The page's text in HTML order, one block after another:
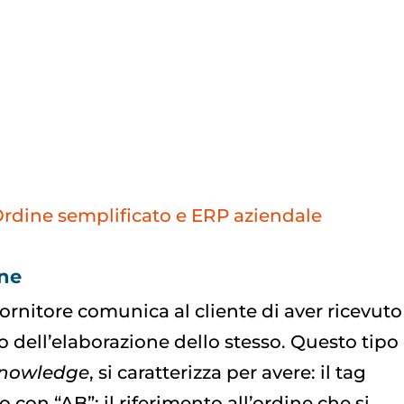
semplificato e ERP aziendale
comunica al cliente di aver ricevuto
dell’elaborazione dello stesso. Questo
, si caratterizza per avere: il tag